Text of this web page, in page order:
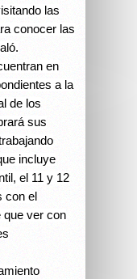
las
conocer las
en
a la
de los
sus
incluye
el 11 y 12
con el
que ver con